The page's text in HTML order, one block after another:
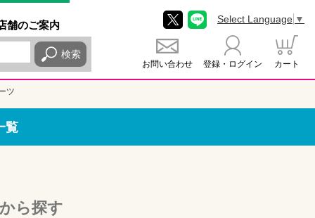
舗のご案内
検索
お問い合わせ 登録・ログイン カート
Select Language ▼
ツ
覧
ら探す